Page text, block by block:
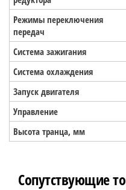
Режимы переключения
передач
Система зажигания
Система охлаждения
Запуск двигателя
Управление
Высота транца, мм
Сопутствующие